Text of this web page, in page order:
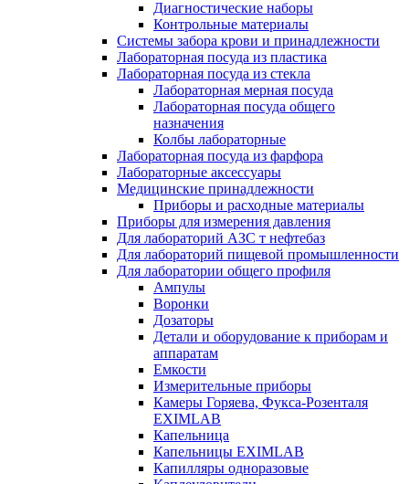
Диагностические наборы
Контрольные материалы
Системы забора крови и принадлежности
Лабораторная посуда из пластика
Лабораторная посуда из стекла
Лабораторная мерная посуда
Лабораторная посуда общего
назначения
Колбы лабораторные
Лабораторная посуда из фарфора
Лабораторные аксессуары
Медицинские принадлежности
Приборы и расходные материалы
Приборы для измерения давления
Для лабораторий АЗС т нефтебаз
Для лабораторий пищевой промышленности
Для лаборатории общего профиля
Ампулы
Воронки
Дозаторы
Детали и оборудование к приборам и
аппаратам
Емкости
Измерительные приборы
Камеры Горяева, Фукса-Розенталя
EXIMLAB
Капельница
Капельницы EXIMLAB
Капилляры одноразовые